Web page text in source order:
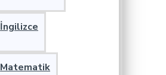
İngilizce
Matematik